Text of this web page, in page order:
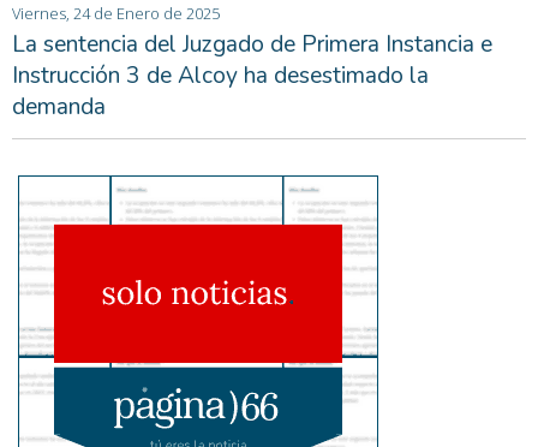
Viernes, 24 de Enero de 2025
La sentencia del Juzgado de Primera Instancia e
Instrucción 3 de Alcoy ha desestimado la
demanda